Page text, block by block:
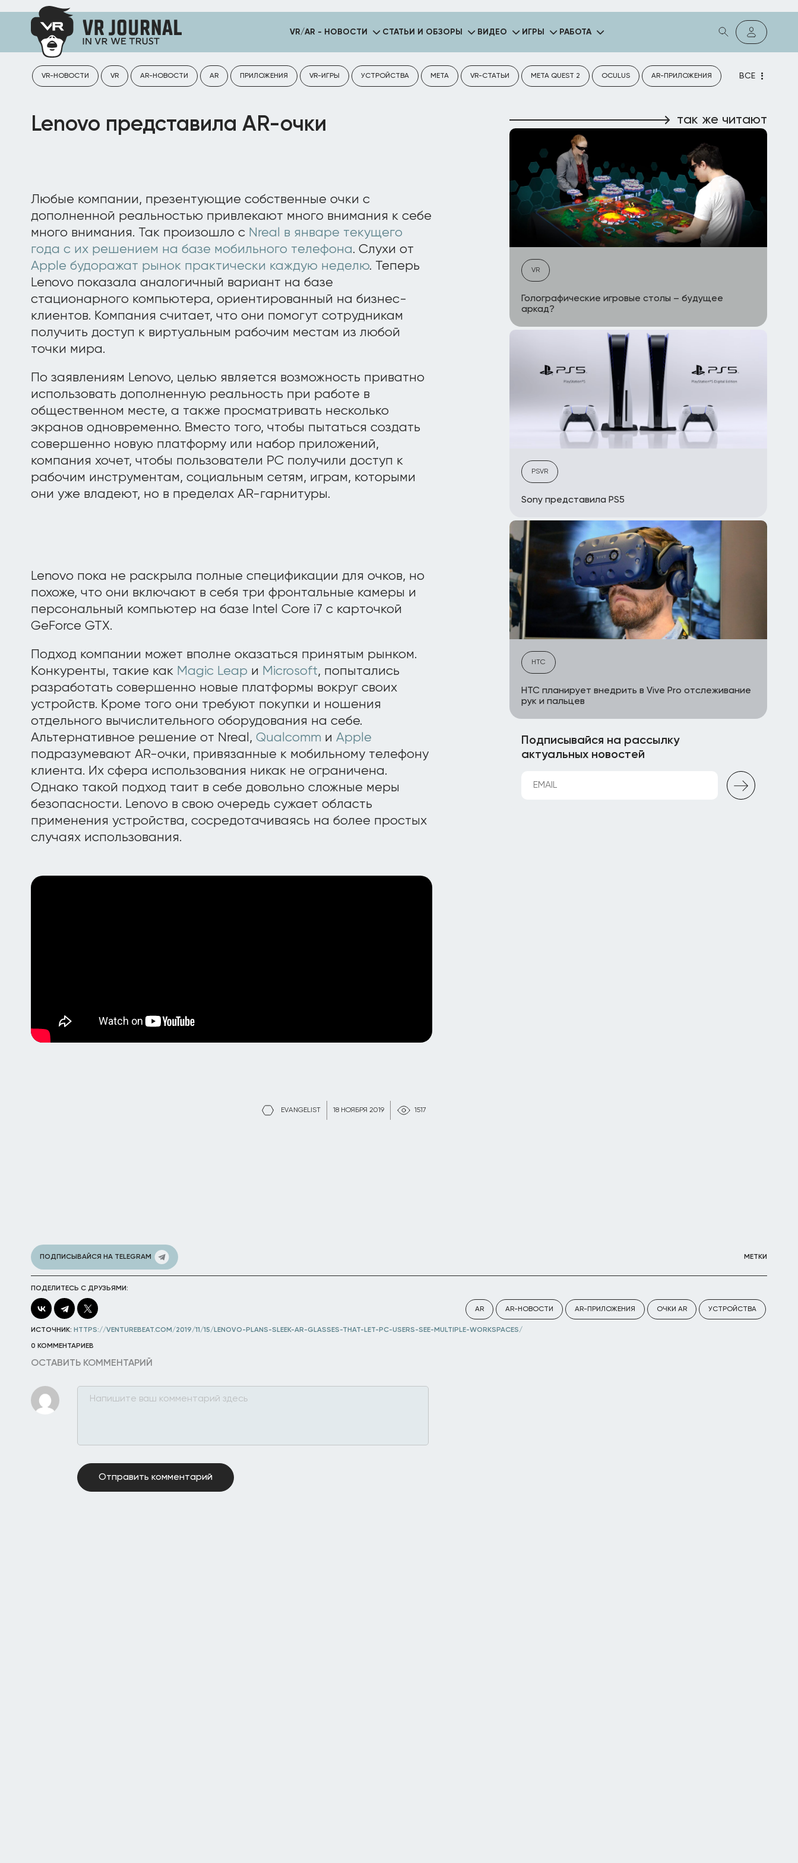
VR/AR - НОВОСТИ СТАТЬИ И ОБЗОРЫ ВИДЕО ИГРЫ РАБОТА
VR-НОВОСТИ VR AR-НОВОСТИ AR ПРИЛОЖЕНИЯ VR-ИГРЫ УСТРОЙСТВА META VR-СТАТЬИ META QUEST 2 OCULUS AR-ПРИЛОЖЕНИЯ ВСЕ
EVANGELIST 18 НОЯБРЯ 2019 1517
Lenovo представила AR-очки
Любые компании, презентующие собственные очки с
дополненной реальностью привлекают много внимания к себе
много внимания. Так произошло с Nreal в январе текущего
года с их решением на базе мобильного телефона. Слухи от
Apple будоражат рынок практически каждую неделю. Теперь
Lenovo показала аналогичный вариант на базе
стационарного компьютера, ориентированный на бизнес-
клиентов. Компания считает, что они помогут сотрудникам
получить доступ к виртуальным рабочим местам из любой
точки мира.
По заявлениям Lenovo, целью является возможность приватно
использовать дополненную реальность при работе в
общественном месте, а также просматривать несколько
экранов одновременно. Вместо того, чтобы пытаться создать
совершенно новую платформу или набор приложений,
компания хочет, чтобы пользователи PC получили доступ к
рабочим инструментам, социальным сетям, играм, которыми
они уже владеют, но в пределах AR-гарнитуры.
Lenovo пока не раскрыла полные спецификации для очков, но
похоже, что они включают в себя три фронтальные камеры и
персональный компьютер на базе Intel Core i7 с карточкой
GeForce GTX.
Подход компании может вполне оказаться принятым рынком.
Конкуренты, такие как Magic Leap и Microsoft, попытались
разработать совершенно новые платформы вокруг своих
устройств. Кроме того они требуют покупки и ношения
отдельного вычислительного оборудования на себе.
Альтернативное решение от Nreal, Qualcomm и Apple
подразумевают AR-очки, привязанные к мобильному телефону
клиента. Их сфера использования никак не ограничена.
Однако такой подход таит в себе довольно сложные меры
безопасности. Lenovo в свою очередь сужает область
применения устройства, сосредотачиваясь на более простых
случаях использования.
так же читают
VR
Голографические игровые столы – будущее
аркад?
PSVR
Sony представила PS5
HTC
HTC планирует внедрить в Vive Pro отслеживание
рук и пальцев
Подписывайся на рассылку
актуальных новостей
ПОДПИСЫВАЙСЯ НА TELEGRAM МЕТКИ
ПОДЕЛИТЕСЬ С ДРУЗЬЯМИ:
AR AR-НОВОСТИ AR-ПРИЛОЖЕНИЯ ОЧКИ AR УСТРОЙСТВА
ИСТОЧНИК: HTTPS://VENTUREBEAT.COM/2019/11/15/LENOVO-PLANS-SLEEK-AR-GLASSES-THAT-LET-PC-USERS-SEE-MULTIPLE-WORKSPACES/
0 КОММЕНТАРИЕВ
ОСТАВИТЬ КОММЕНТАРИЙ